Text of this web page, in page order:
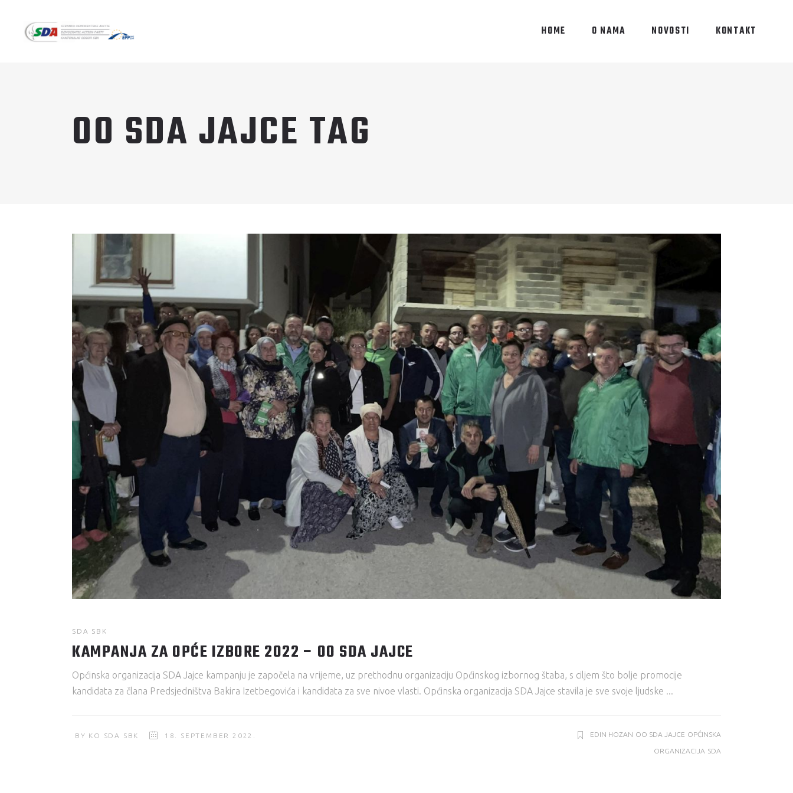
HOME O NAMA NOVOSTI KONTAKT
OO SDA JAJCE TAG
SDA SBK
KAMPANJA ZA OPĆE IZBORE 2022 – OO SDA JAJCE
Općinska organizacija SDA Jajce kampanju je započela na vrijeme, uz prethodnu organizaciju Općinskog izbornog štaba, s ciljem što bolje promocije
kandidata za člana Predsjedništva Bakira Izetbegovića i kandidata za sve nivoe vlasti. Općinska organizacija SDA Jajce stavila je sve svoje ljudske
BY KO SDA SBK 18. SEPTEMBER 2022. EDIN HOZAN OO SDA JAJCE OPĆINSKA
ORGANIZACIJA SDA